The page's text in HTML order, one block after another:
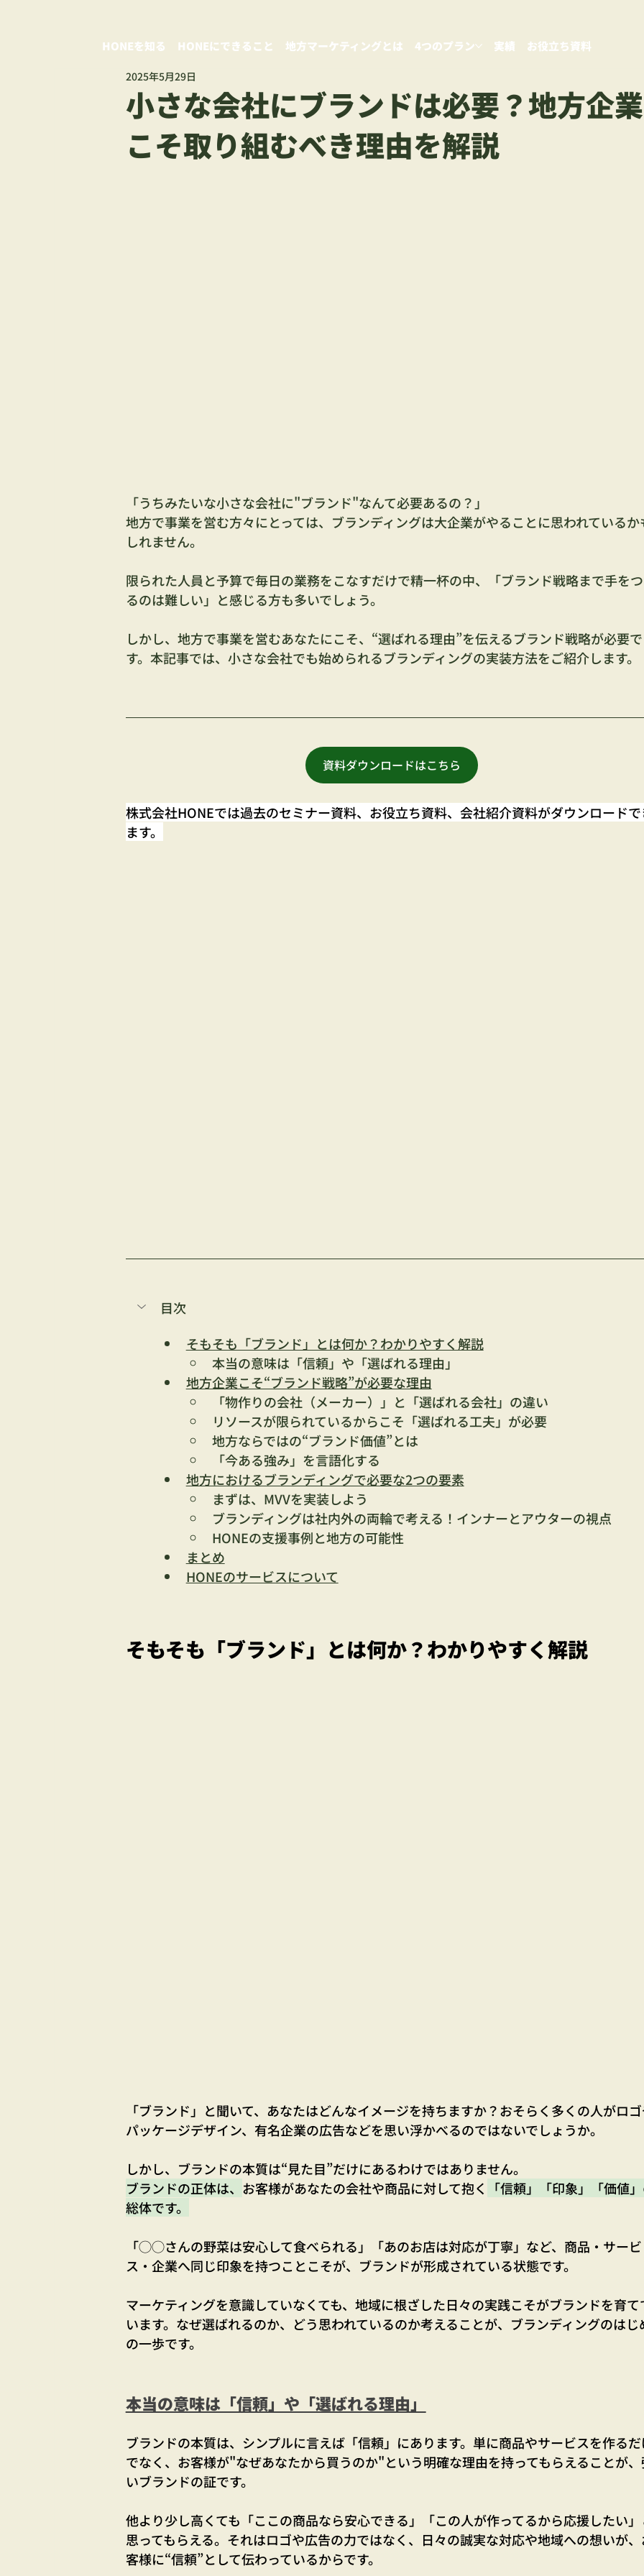
HONEを知る HONEにできること 地方マーケティングとは 4つのプラン 実績 お役立ち資料
小さな会社にブランドは必要？地方企業
こそ取り組むべき理由を解説
2025年5月29日
「うちみたいな小さな会社に"ブランド"なんて必要あるの？」
地方で事業を営む方々にとっては、ブランディングは大企業がやることに思われているか
しれません。
限られた人員と予算で毎日の業務をこなすだけで精一杯の中、「ブランド戦略まで手を
るのは難しい」と感じる方も多いでしょう。
しかし、地方で事業を営むあなたにこそ、“選ばれる理由”を伝えるブランド戦略が必要で
す。本記事では、小さな会社でも始められるブランディングの実装方法をご紹介します。
資料ダウンロードはこちら
株式会社HONEでは過去のセミナー資料、お役立ち資料、会社紹介資料がダウンロード
ます。
目次
そもそも「ブランド」とは何か？わかりやすく解説
本当の意味は「信頼」や「選ばれる理由」
地方企業こそ“ブランド戦略”が必要な理由
「物作りの会社（メーカー）」と「選ばれる会社」の違い
リソースが限られているからこそ「選ばれる工夫」が必要
地方ならではの“ブランド価値”とは
「今ある強み」を言語化する
地方におけるブランディングで必要な2つの要素
まずは、MVVを実装しよう
ブランディングは社内外の両輪で考える！インナーとアウターの視点
HONEの支援事例と地方の可能性
まとめ
HONEのサービスについて
そもそも「ブランド」とは何か？わかりやすく解説
「ブランド」と聞いて、あなたはどんなイメージを持ちますか？おそらく多くの人がロ
パッケージデザイン、有名企業の広告などを思い浮かべるのではないでしょうか。
しかし、ブランドの本質は“見た目”だけにあるわけではありません。
ブランドの正体は、 お客様があなたの会社や商品に対して抱く
「信頼」「印象」「価値
総体です。
「◯◯さんの野菜は安心して食べられる」「あのお店は対応が丁寧」など、商品・サービ
ス・企業へ同じ印象を持つことこそが、ブランドが形成されている状態です。
マーケティングを意識していなくても、地域に根ざした日々の実践こそがブランドを育て
います。なぜ選ばれるのか、どう思われているのか考えることが、ブランディングのはじ
の一歩です。
本当の意味は「信頼」や「選ばれる理由」
ブランドの本質は、シンプルに言えば「信頼」にあります。単に商品やサービスを作る
でなく、お客様が"なぜあなたから買うのか"という明確な理由を持ってもらえることが
いブランドの証です。
他より少し高くても「ここの商品なら安心できる」「この人が作ってるから応援したい
思ってもらえる。それはロゴや広告の力ではなく、日々の誠実な対応や地域への想いが
客様に“信頼”として伝わっているからです。